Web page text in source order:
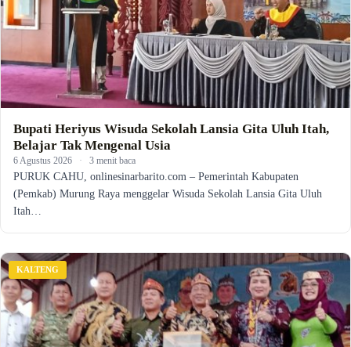
Bupati Heriyus Wisuda Sekolah Lansia Gita Uluh Itah,
Belajar Tak Mengenal Usia
6 Agustus 2026 · 3 menit baca
PURUK CAHU, onlinesinarbarito.com – Pemerintah Kabupaten
(Pemkab) Murung Raya menggelar Wisuda Sekolah Lansia Gita Uluh
Itah…
KALTENG